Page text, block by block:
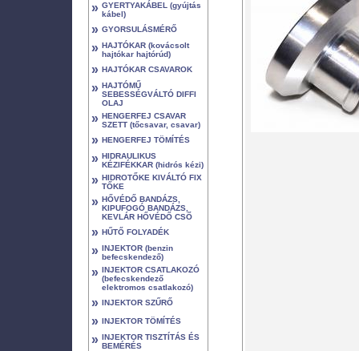
» GYERTYAKÁBEL (gyújtás
kábel)
» GYORSULÁSMÉRŐ
» HAJTÓKAR (kovácsolt
hajtókar hajtórúd)
» HAJTÓKAR CSAVAROK
» HAJTÓMŰ
SEBESSÉGVÁLTÓ DIFFI
OLAJ
» HENGERFEJ CSAVAR
SZETT (tőcsavar, csavar)
» HENGERFEJ TÖMÍTÉS
» HIDRAULIKUS
KÉZIFÉKKAR (hidrós kézi)
» HIDROTŐKE KIVÁLTÓ FIX
TŐKE
» HŐVÉDŐ BANDÁZS,
KIPUFOGÓ BANDÁZS,
KEVLÁR HŐVÉDŐ CSŐ
» HŰTŐ FOLYADÉK
» INJEKTOR (benzin
befecskendező)
» INJEKTOR CSATLAKOZÓ
(befecskendező
elektromos csatlakozó)
» INJEKTOR SZŰRŐ
» INJEKTOR TÖMÍTÉS
» INJEKTOR TISZTÍTÁS ÉS
BEMÉRÉS